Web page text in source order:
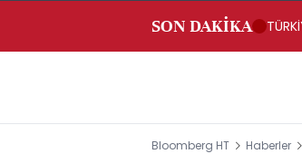
SON DAKİKA
Bloomberg HT Haberler